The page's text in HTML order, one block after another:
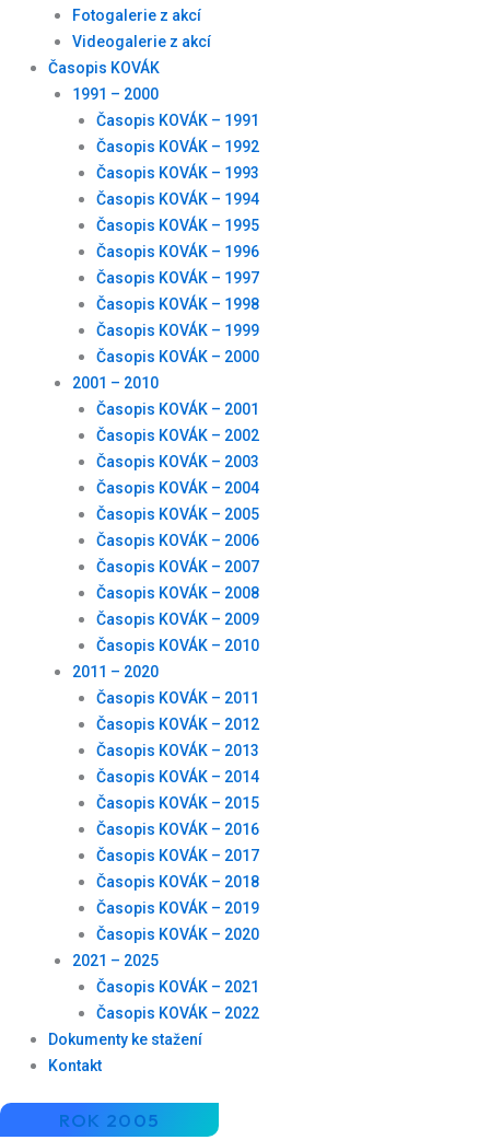
Fotogalerie z akcí
Videogalerie z akcí
Časopis KOVÁK
1991 – 2000
Časopis KOVÁK – 1991
Časopis KOVÁK – 1992
Časopis KOVÁK – 1993
Časopis KOVÁK – 1994
Časopis KOVÁK – 1995
Časopis KOVÁK – 1996
Časopis KOVÁK – 1997
Časopis KOVÁK – 1998
Časopis KOVÁK – 1999
Časopis KOVÁK – 2000
2001 – 2010
Časopis KOVÁK – 2001
Časopis KOVÁK – 2002
Časopis KOVÁK – 2003
Časopis KOVÁK – 2004
Časopis KOVÁK – 2005
Časopis KOVÁK – 2006
Časopis KOVÁK – 2007
Časopis KOVÁK – 2008
Časopis KOVÁK – 2009
Časopis KOVÁK – 2010
2011 – 2020
Časopis KOVÁK – 2011
Časopis KOVÁK – 2012
Časopis KOVÁK – 2013
Časopis KOVÁK – 2014
Časopis KOVÁK – 2015
Časopis KOVÁK – 2016
Časopis KOVÁK – 2017
Časopis KOVÁK – 2018
Časopis KOVÁK – 2019
Časopis KOVÁK – 2020
2021 – 2025
Časopis KOVÁK – 2021
Časopis KOVÁK – 2022
Dokumenty ke stažení
Kontakt
ROK 2005